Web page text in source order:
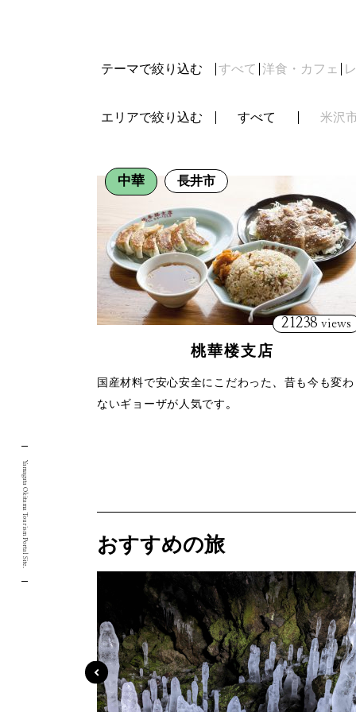
テーマで絞り込む すべて 洋食・カフェ
エリアで絞り込む すべて 米沢
中華 長井市
21238 views
桃華楼支店
国産材料で安心安全にこだわった、昔も今も変
ないギョーザが人気です。
おすすめの旅
Yamagata Okitama Tourism Portal Site.